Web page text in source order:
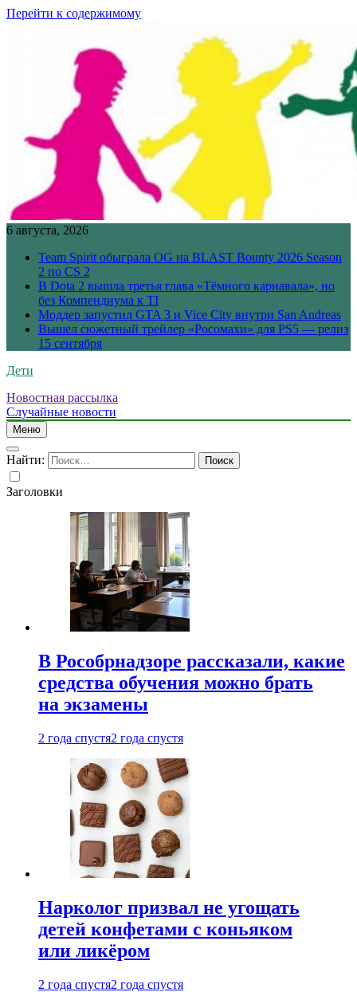
Перейти к содержимому
6 августа, 2026
Team Spirit обыграла OG на BLAST Bounty 2026 Season
2 по CS 2
В Dota 2 вышла третья глава «Тёмного карнавала», но
без Компендиума к TI
Моддер запустил GTA 3 и Vice City внутри San Andreas
Вышел сюжетный трейлер «Росомахи» для PS5 — релиз
15 сентября
Дети
Новостная рассылка
Случайные новости
Меню
Найти:
Заголовки
В Рособрнадзоре рассказали, какие
средства обучения можно брать
на экзамены
2 года спустя2 года спустя
Нарколог призвал не угощать
детей конфетами с коньяком
или ликёром
2 года спустя2 года спустя